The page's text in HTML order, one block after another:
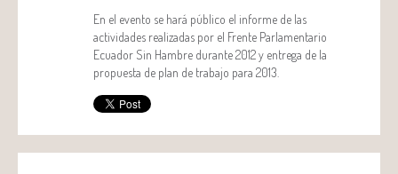
En el evento se hará público el informe de las
actividades realizadas por el Frente Parlamentario
Ecuador Sin Hambre durante 2012 y entrega de la
propuesta de plan de trabajo para 2013.